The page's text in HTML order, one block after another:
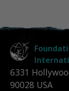
6331
90028 USA